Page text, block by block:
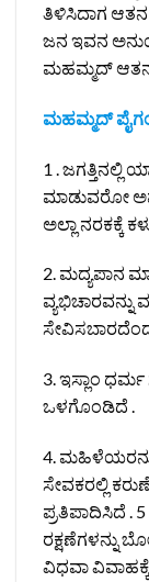
ತಿಳಿಸಿದಾಗ ಆತನ
ಜನ ಇವನ
ಮಹಮ್ಮದ್ ಆತನ
ಮಹಮ್ಮದ್
1 . ಜಗತ್ತಿನಲ್ಲಿ
ಮಾಡುವರೋ
ಅಲ್ಲಾ ನರಕಕ್ಕೆ
2. ಮದ್ಯಪಾನ
ವ್ಯಭಿಚಾರವನ್ನು
3. ಇಸ್ಲಾಂ ಧರ್ಮ
ಒಳಗೊಂಡಿದೆ .
4.
ಸೇವಕರಲ್ಲಿ
ಪ್ರತಿಪಾದಿಸಿದೆ .
ರಕ್ಷಣೆಗಳನ್ನು
ವಿಧವಾ